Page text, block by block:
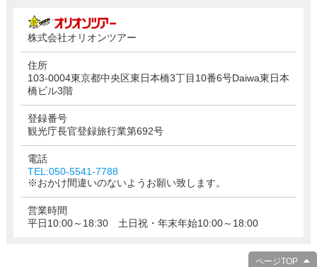
株式会社オリオンツアー
住所
103-0004東京都中央区東日本橋3丁目10番6号Daiwa東日本
橋ビル3階
登録番号
観光庁長官登録旅行業第692号
電話
TEL:050-5541-7788
※おかけ間違いのないようお願い致します。
営業時間
平日10:00～18:30 土日祝・年末年始10:00～18:00
ページTOP